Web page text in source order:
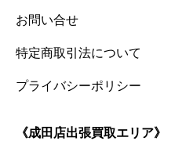
お問い合せ
特定商取引法について
プライバシーポリシー
《成田店出張買取エリア》